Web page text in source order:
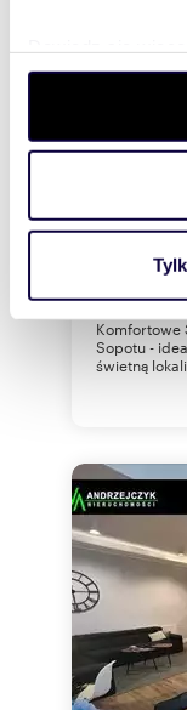
dane są
zmienić lub
Wykorzystujemy
i reklam, aby
korzystasz z
Partnerzy mogą
otrzymanymi od
60m
4 000 zł
Komfortowe
Sopotu -
świetną